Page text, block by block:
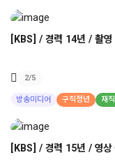
[KBS] / 경력 14년 / 촬영
2/5
방송미디어 구직청년 재
[KBS] / 경력 15년 / 영상